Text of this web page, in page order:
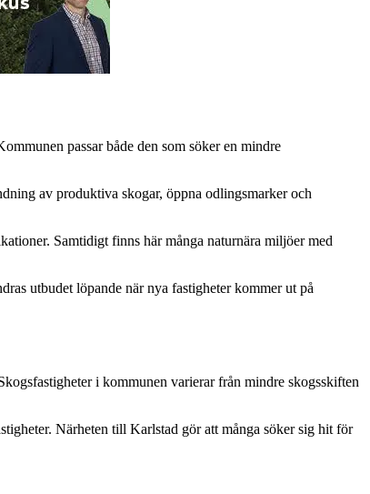
passar både den som söker en mindre
av produktiva skogar, öppna odlingsmarker och
Samtidigt finns här många naturnära miljöer med
utbudet löpande när nya fastigheter kommer ut på
i kommunen varierar från mindre skogsskiften
Närheten till Karlstad gör att många söker sig hit för